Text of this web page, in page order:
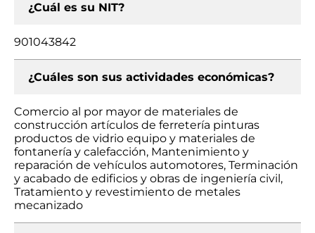
¿Cuál es su NIT?
901043842
¿Cuáles son sus actividades económicas?
Comercio al por mayor de materiales de
construcción artículos de ferretería pinturas
productos de vidrio equipo y materiales de
fontanería y calefacción, Mantenimiento y
reparación de vehículos automotores, Terminación
y acabado de edificios y obras de ingeniería civil,
Tratamiento y revestimiento de metales
mecanizado